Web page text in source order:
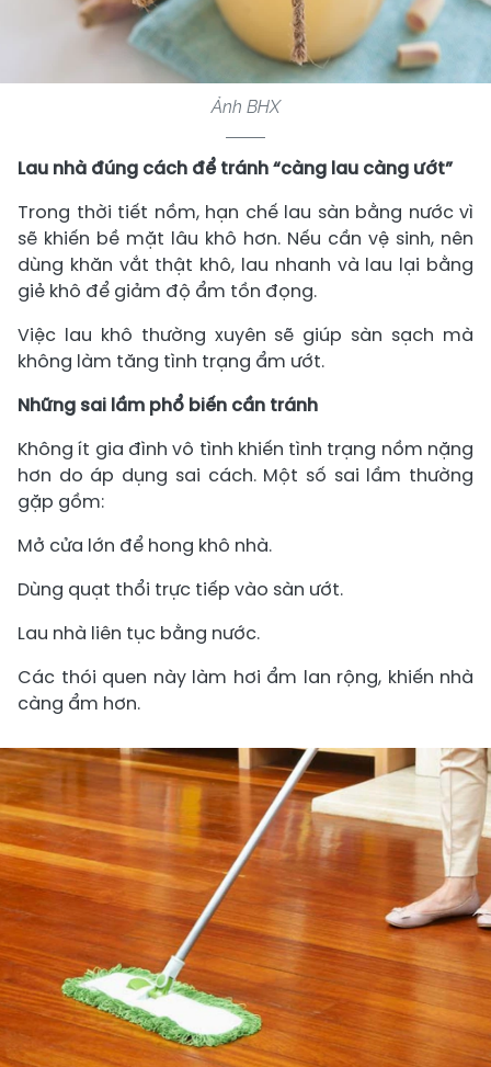
Ảnh BHX
Lau nhà đúng cách để tránh “càng lau càng ướt”
Trong thời tiết nồm, hạn chế lau sàn bằng nước vì
sẽ khiến bề mặt lâu khô hơn. Nếu cần vệ sinh, nên
dùng khăn vắt thật khô, lau nhanh và lau lại bằng
giẻ khô để giảm độ ẩm tồn đọng.
Việc lau khô thường xuyên sẽ giúp sàn sạch mà
không làm tăng tình trạng ẩm ướt.
Những sai lầm phổ biến cần tránh
Không ít gia đình vô tình khiến tình trạng nồm nặng
hơn do áp dụng sai cách. Một số sai lầm thường
gặp gồm:
Mở cửa lớn để hong khô nhà.
Dùng quạt thổi trực tiếp vào sàn ướt.
Lau nhà liên tục bằng nước.
Các thói quen này làm hơi ẩm lan rộng, khiến nhà
càng ẩm hơn.